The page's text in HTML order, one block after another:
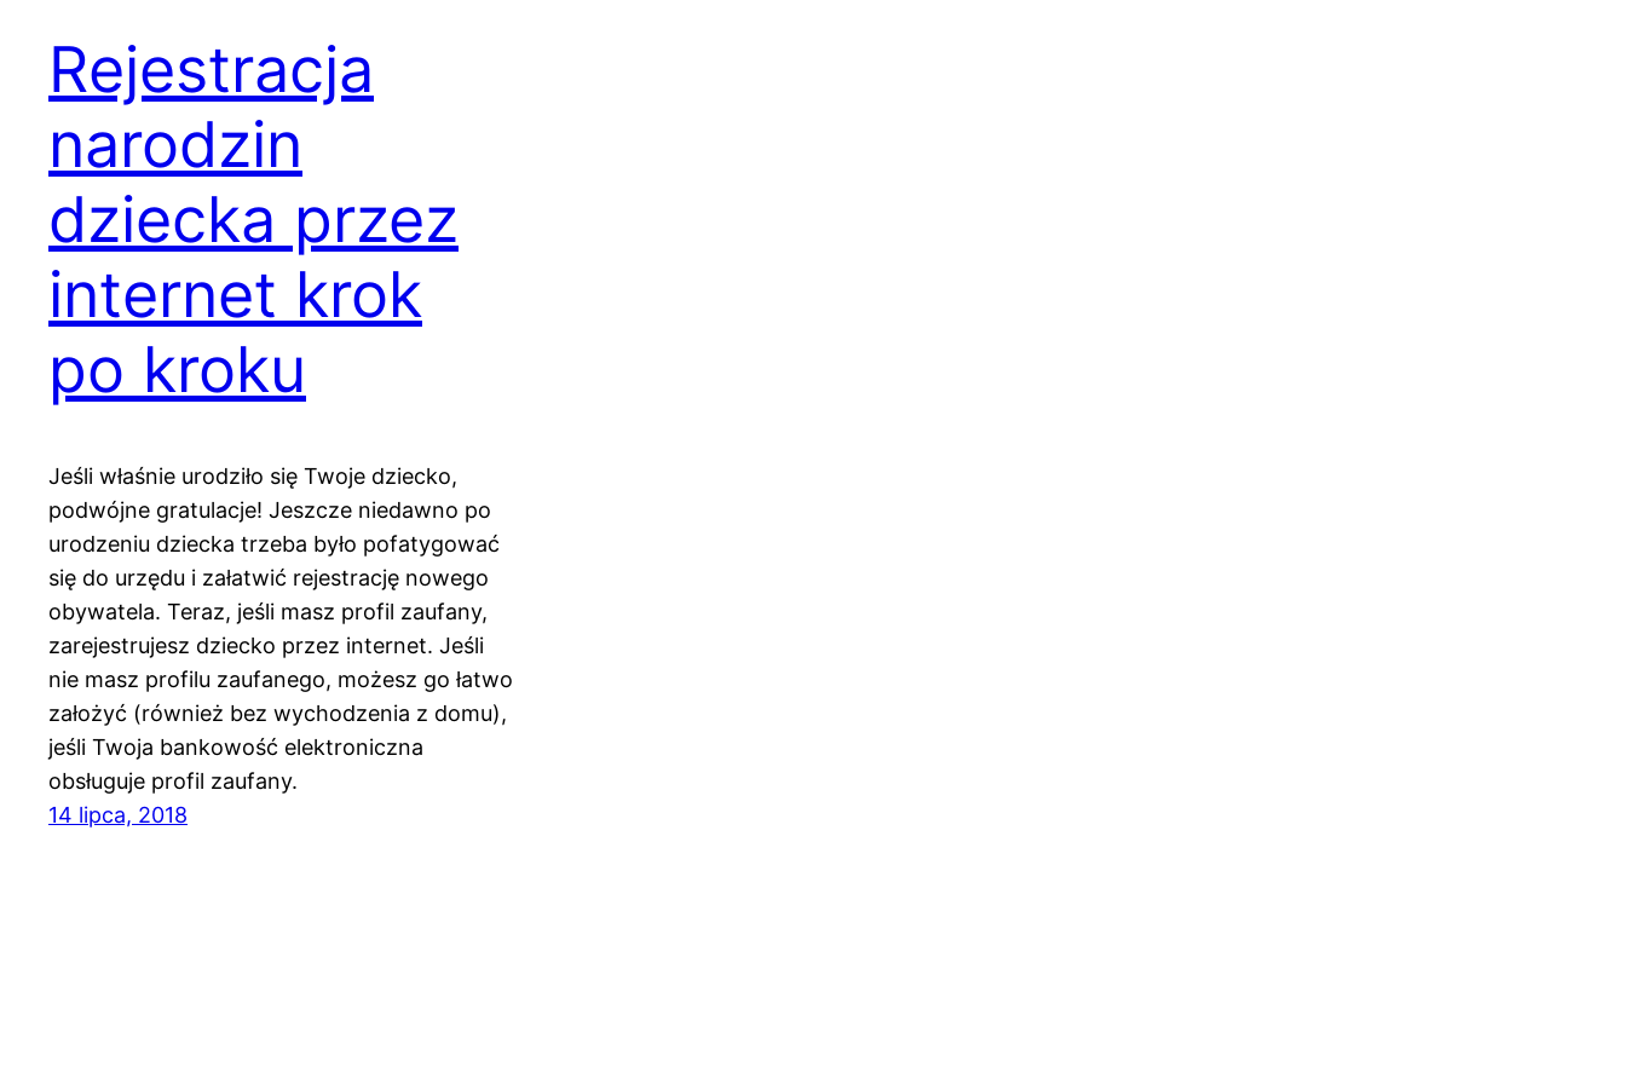
Rejestracja
narodzin
dziecka przez
internet krok
po kroku
Jeśli właśnie urodziło się Twoje dziecko,
podwójne gratulacje! Jeszcze niedawno po
urodzeniu dziecka trzeba było pofatygować
się do urzędu i załatwić rejestrację nowego
obywatela. Teraz, jeśli masz profil zaufany,
zarejestrujesz dziecko przez internet. Jeśli
nie masz profilu zaufanego, możesz go łatwo
założyć (również bez wychodzenia z domu),
jeśli Twoja bankowość elektroniczna
obsługuje profil zaufany.
14 lipca, 2018